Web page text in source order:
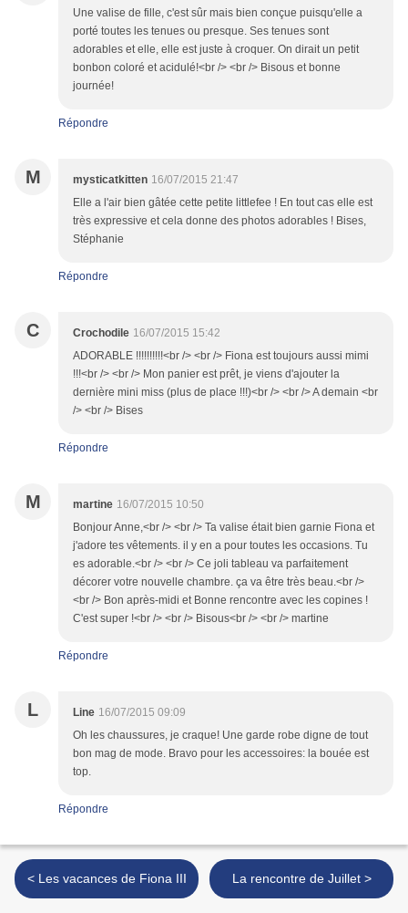
Une valise de fille, c'est sûr mais bien conçue puisqu'elle a
porté toutes les tenues ou presque. Ses tenues sont
adorables et elle, elle est juste à croquer. On dirait un petit
bonbon coloré et acidulé!<br /> <br /> Bisous et bonne
journée!
Répondre
M mysticatkitten 16/07/2015 21:47
Elle a l'air bien gâtée cette petite littlefee ! En tout cas elle est
très expressive et cela donne des photos adorables ! Bises,
Stéphanie
Répondre
C Crochodile 16/07/2015 15:42
ADORABLE !!!!!!!!!!<br /> <br /> Fiona est toujours aussi mimi
!!!<br /> <br /> Mon panier est prêt, je viens d'ajouter la
dernière mini miss (plus de place !!!)<br /> <br /> A demain <br
/> <br /> Bises
Répondre
M martine 16/07/2015 10:50
Bonjour Anne,<br /> <br /> Ta valise était bien garnie Fiona et
j'adore tes vêtements. il y en a pour toutes les occasions. Tu
es adorable.<br /> <br /> Ce joli tableau va parfaitement
décorer votre nouvelle chambre. ça va être très beau.<br />
<br /> Bon après-midi et Bonne rencontre avec les copines !
C'est super !<br /> <br /> Bisous<br /> <br /> martine
Répondre
L Line 16/07/2015 09:09
Oh les chaussures, je craque! Une garde robe digne de tout
bon mag de mode. Bravo pour les accessoires: la bouée est
top.
Répondre
< Les vacances de Fiona III La rencontre de Juillet >